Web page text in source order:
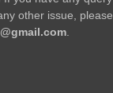
other issue,